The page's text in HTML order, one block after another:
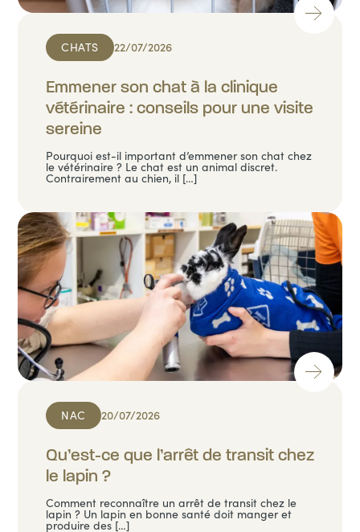
CHATS 22/07/2026
Emmener son chat à la clinique
vétérinaire : conseils pour une visite
sereine
Pourquoi est-il important d’emmener son chat chez
le vétérinaire ? Le chat est un animal discret.
Contrairement au chien, il […]
NAC 20/07/2026
Qu’est-ce que l’arrêt de transit chez
le lapin ?
Comment reconnaître un arrêt de transit chez le
lapin ? Un lapin en bonne santé doit manger et
produire des […]